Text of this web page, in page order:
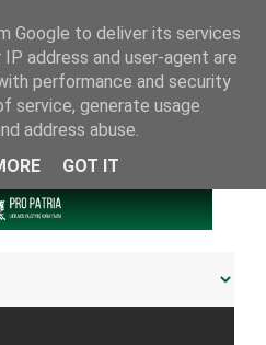
Google to deliver its services
address and user-agent are
performance and security
service, generate usage
address abuse.
GOT IT